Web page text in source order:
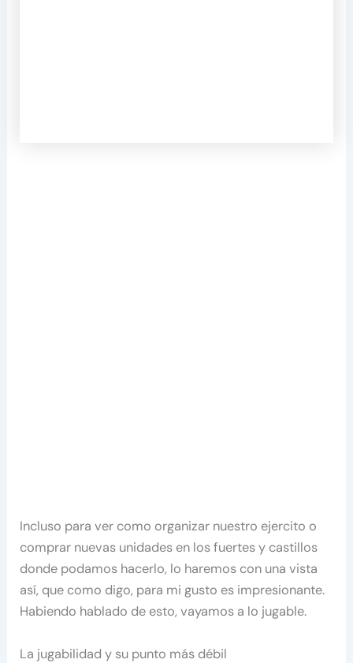
Incluso para ver como organizar nuestro ejercito o
comprar nuevas unidades en los fuertes y castillos
donde podamos hacerlo, lo haremos con una vista
así, que como digo, para mi gusto es impresionante.
Habiendo hablado de esto, vayamos a lo jugable.
La jugabilidad y su punto más débil